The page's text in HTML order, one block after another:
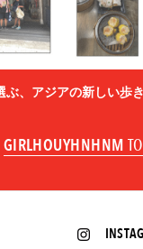
ぶ、アジアの新しい歩
GIRLHOUYHNHNM